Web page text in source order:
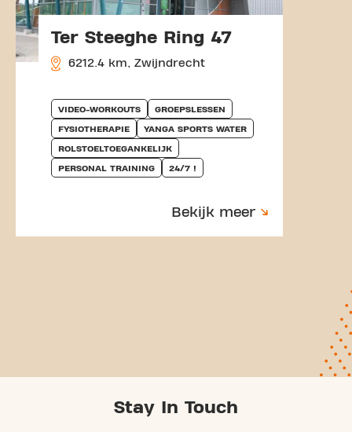
Ter Steeghe Ring 47
6212.4 km, Zwijndrecht
VIDEO-WORKOUTS GROEPSLESSEN
FYSIOTHERAPIE YANGA SPORTS WATER
ROLSTOELTOEGANKELIJK
PERSONAL TRAINING 24/7 !
Bekijk meer
Stay In Touch